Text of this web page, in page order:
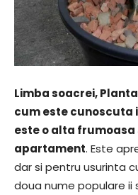
Limba soacrei,
cum este cunoscuta
este o alta
apartament. Este
dar si pentru usurinta
doua nume populare